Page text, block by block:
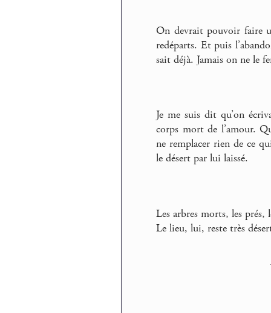
On devrait pouvoir faire
redéparts. Et puis
sait déjà. Jamais on ne le
Je me suis dit qu’on
corps mort de l’amour.
ne remplacer rien de ce
le désert par lui laissé.
Les arbres morts, les
Le lieu, lui, reste très